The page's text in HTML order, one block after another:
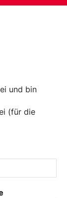
und bin
(für die